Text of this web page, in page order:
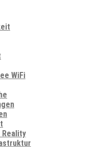
WiFi
Reality